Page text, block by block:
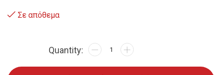
Σε απόθεμα